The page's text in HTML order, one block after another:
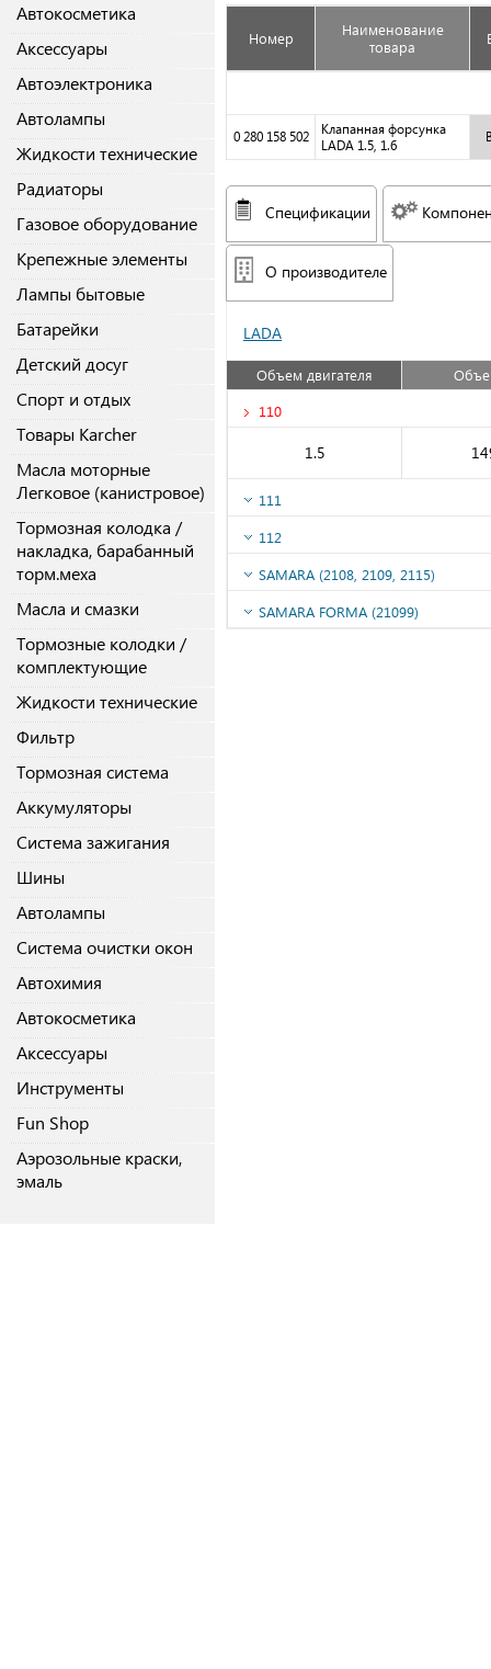
Автокосметика
Аксессуары
Автоэлектроника
Автолампы
Жидкости технические
Радиаторы
Газовое оборудование
Крепежные элементы
Лампы бытовые
Батарейки
Детский досуг
Спорт и отдых
Товары Karcher
Масла моторные
Легковое (канистровое)
Тормозная колодка /
накладка, барабанный
торм.меха
Масла и смазки
Тормозные колодки /
комплектующие
Жидкости технические
Фильтр
Тормозная система
Аккумуляторы
Система зажигания
Шины
Автолампы
Система очистки окон
Автохимия
Автокосметика
Аксессуары
Инструменты
Fun Shop
Аэрозольные краски,
эмаль
Номер
Наименование
товара
0 280 158 502
Клапанная форсунка
LADA 1.5, 1.6
Спецификации
О производителе
LADA
Объем двигателя
110
1.5
111
112
SAMARA (2108, 2109, 2115)
SAMARA FORMA (21099)